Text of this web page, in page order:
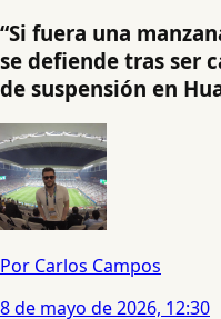
“Si fuera una
se defiende tras ser
de suspensión en
Por Carlos Campos
8 de mayo de 2026, 12:30